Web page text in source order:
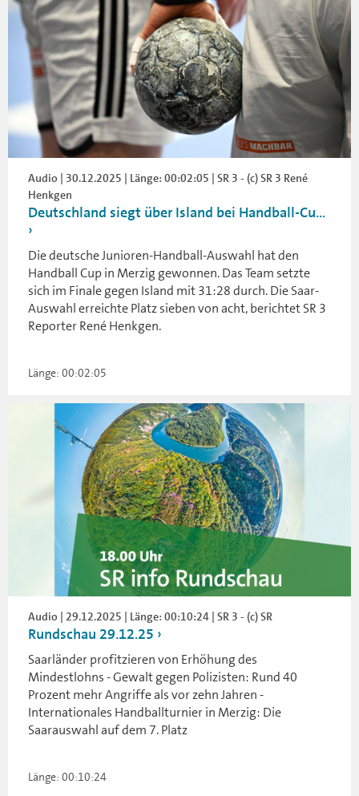
Audio | 30.12.2025 | Länge: 00:02:05 | SR 3 - (c) SR 3 René
Henkgen
Deutschland siegt über Island bei Handball-Cu...
Die deutsche Junioren-Handball-Auswahl hat den
Handball Cup in Merzig gewonnen. Das Team setzte
sich im Finale gegen Island mit 31:28 durch. Die Saar-
Auswahl erreichte Platz sieben von acht, berichtet SR 3
Reporter René Henkgen.
Länge: 00:02:05
Audio | 29.12.2025 | Länge: 00:10:24 | SR 3 - (c) SR
Rundschau 29.12.25
Saarländer profitzieren von Erhöhung des
Mindestlohns - Gewalt gegen Polizisten: Rund 40
Prozent mehr Angriffe als vor zehn Jahren -
Internationales Handballturnier in Merzig: Die
Saarauswahl auf dem 7. Platz
Länge: 00:10:24